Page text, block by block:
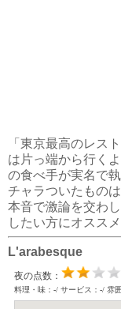
「東京最高のレス
は片っ端から行く
の食べ手が実名で
チャラついたもの
本音で激論を交わ
したい方にオススメ
L'arabesque